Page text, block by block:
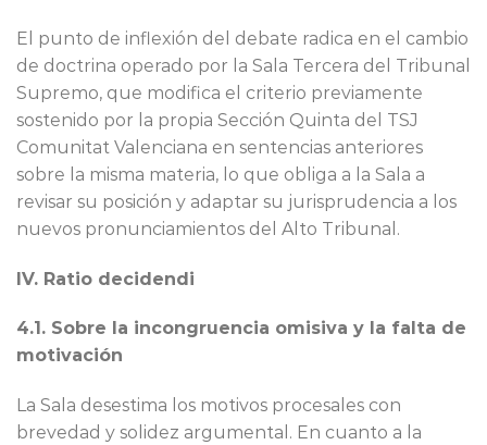
El punto de inflexión del debate radica en el cambio
de doctrina operado por la Sala Tercera del Tribunal
Supremo, que modifica el criterio previamente
sostenido por la propia Sección Quinta del TSJ
Comunitat Valenciana en sentencias anteriores
sobre la misma materia, lo que obliga a la Sala a
revisar su posición y adaptar su jurisprudencia a los
nuevos pronunciamientos del Alto Tribunal.
IV. Ratio decidendi
4.1. Sobre la incongruencia omisiva y la falta de
motivación
La Sala desestima los motivos procesales con
brevedad y solidez argumental. En cuanto a la